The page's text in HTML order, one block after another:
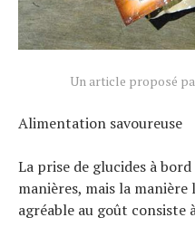
Un article proposé
Alimentation savoureuse
La prise de glucides à
manières, mais la
agréable au goût consiste
À propos